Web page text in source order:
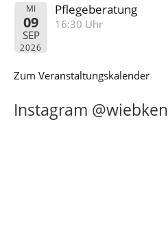
MI
09
SEP
2026
Pflegeberatung
16:30 Uhr
Zum Veranstaltungskalender
Instagram @wiebken